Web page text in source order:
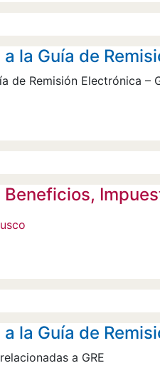
la Guía de
de Remisión Electrónica –
Beneficios,
la Guía de
a GRE